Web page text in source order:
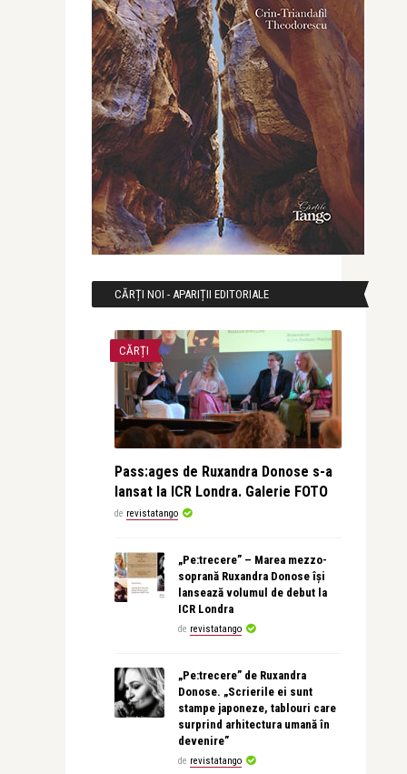
CĂRȚI NOI - APARIȚII EDITORIALE
CĂRȚI
Pass:ages de Ruxandra Donose s-a
lansat la ICR Londra. Galerie FOTO
de revistatango
„Pe:trecere” – Marea mezzo-
soprană Ruxandra Donose își
lansează volumul de debut la
ICR Londra
de revistatango
„Pe:trecere” de Ruxandra
Donose. „Scrierile ei sunt
stampe japoneze, tablouri care
surprind arhitectura umană în
devenire”
de revistatango